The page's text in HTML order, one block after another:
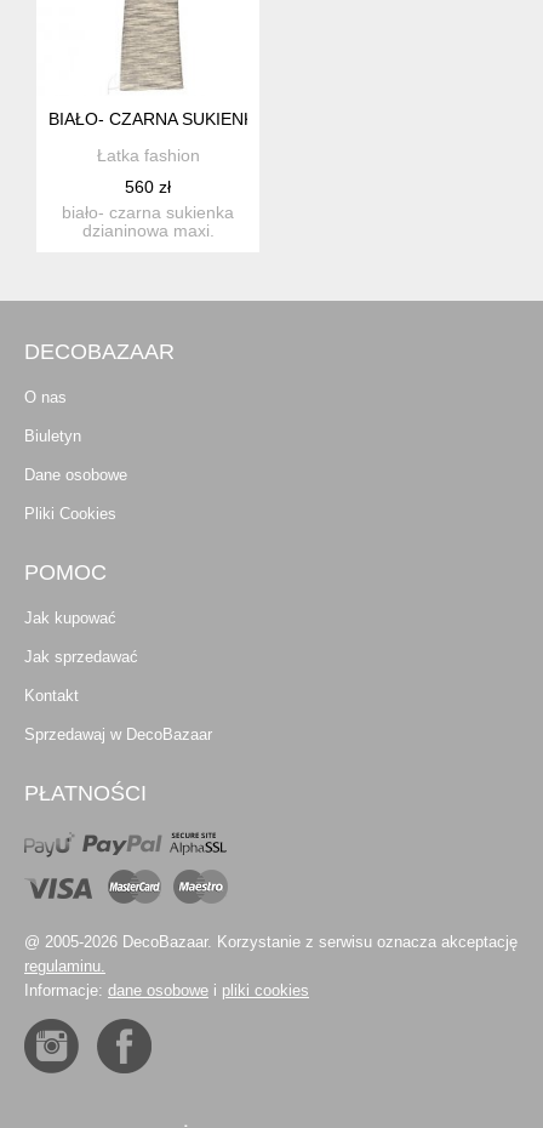
BIAŁO- CZARNA SUKIENKA DZIANINOWA MAXI
Łatka fashion
560 zł
biało- czarna sukienka
dzianinowa maxi.
DECOBAZAAR
O nas
Biuletyn
Dane osobowe
Pliki Cookies
POMOC
Jak kupować
Jak sprzedawać
Kontakt
Sprzedawaj w DecoBazaar
PŁATNOŚCI
@ 2005-2026 DecoBazaar. Korzystanie z serwisu oznacza akceptację
regulaminu.
Informacje: dane osobowe i pliki cookies